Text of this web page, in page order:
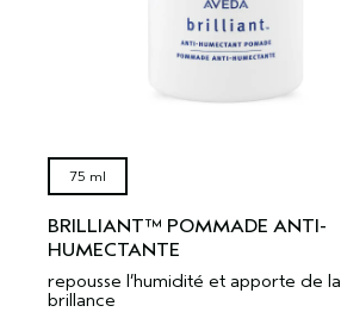
75 ml
BRILLIANT™ POMMADE ANTI-
HUMECTANTE
repousse l’humidité et apporte de la
brillance